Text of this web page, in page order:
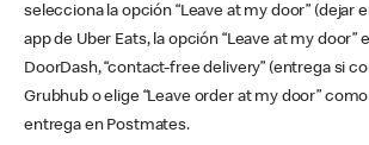
selecciona la opción “Leave at my door” (dejar
app de Uber Eats, la opción “Leave at my door”
DoorDash, “contact-free delivery” (entrega si
Grubhub o elige “Leave order at my door”
entrega en Postmates.